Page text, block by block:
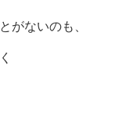
がないのも、